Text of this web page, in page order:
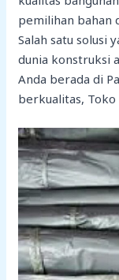
pemilihan bahan
Salah satu solusi
dunia konstruksi
Anda berada di
berkualitas,